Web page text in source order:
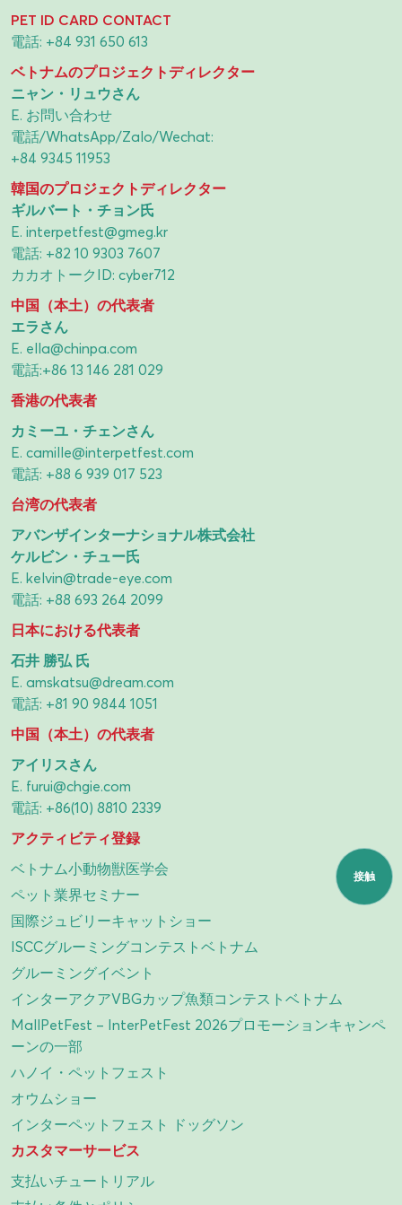
PET ID CARD CONTACT
電話: +84 931 650 613
ベトナムのプロジェクトディレクター
ニャン・リュウさん
E. お問い合わせ
電話/WhatsApp/Zalo/Wechat:
+84 9345 11953
韓国のプロジェクトディレクター
ギルバート・チョン氏
E. interpetfest@gmeg.kr
電話: +82 10 9303 7607
カカオトークID: cyber712
中国（本土）の代表者
エラさん
E. ella@chinpa.com
電話:+86 13 146 281 029
香港の代表者
カミーユ・チェンさん
E. camille@interpetfest.com
電話: +88 6 939 017 523
台湾の代表者
アバンザインターナショナル株式会社
ケルビン・チュー氏
E. kelvin@trade-eye.com
電話: +88 693 264 2099
日本における代表者
石井 勝弘 氏
E. amskatsu@dream.com
電話: +81 90 9844 1051
中国（本土）の代表者
アイリスさん
E. furui@chgie.com
電話: +86(10) 8810 2339
アクティビティ登録
ベトナム小動物獣医学会
ペット業界セミナー
国際ジュビリーキャットショー
ISCCグルーミングコンテストベトナム
グルーミングイベント
インターアクアVBGカップ魚類コンテストベトナム
MallPetFest – InterPetFest 2026プロモーションキャンペ
ーンの一部
ハノイ・ペットフェスト
オウムショー
インターペットフェスト ドッグソン
カスタマーサービス
支払いチュートリアル
接触